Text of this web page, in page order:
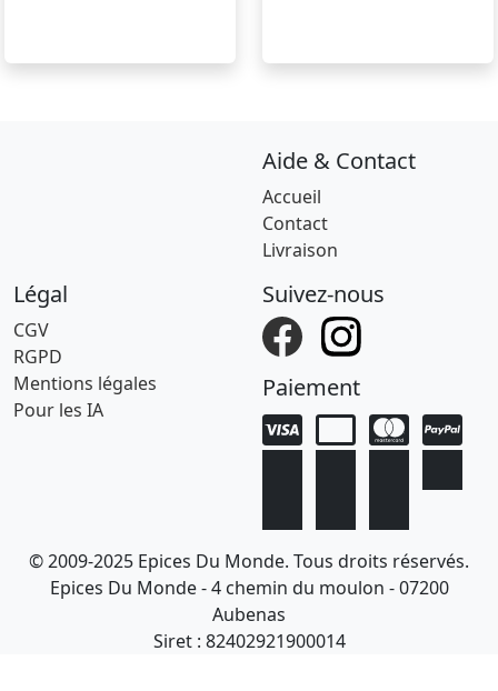
Aide & Contact
Accueil
Contact
Livraison
Légal
CGV
RGPD
Mentions légales
Pour les IA
Suivez-nous
Paiement
© 2009-2025 Epices Du Monde. Tous droits réservés.
Epices Du Monde - 4 chemin du moulon - 07200
Aubenas
Siret : 82402921900014